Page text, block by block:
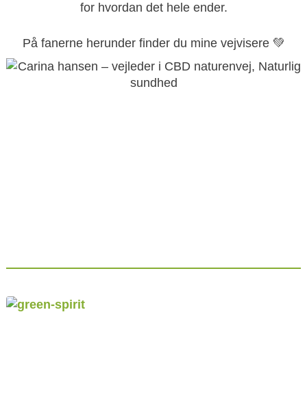
for hvordan det hele ender.
På fanerne herunder finder du mine vejvisere 💚